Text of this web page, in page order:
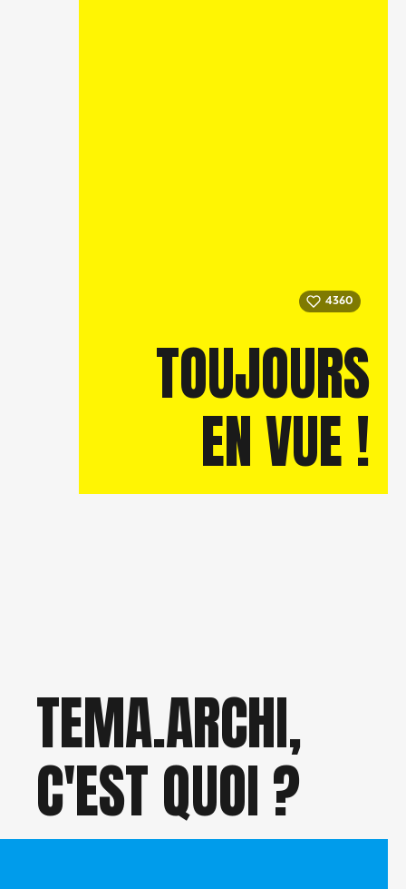
4360
TOUJOURS
EN VUE !
TEMA.ARCHI,
C'EST QUOI ?